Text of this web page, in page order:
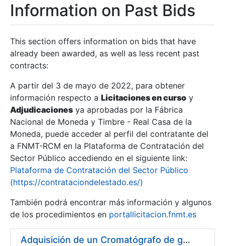
Show/Hide
Show/Hide
Information on Past Bids
This section offers information on bids that have
already been awarded, as well as less recent past
contracts:
A partir del 3 de mayo de 2022, para obtener
información respecto a Licitaciones en curso y
Adjudicaciones ya aprobadas por la Fábrica
Nacional de Moneda y Timbre - Real Casa de la
Moneda, puede acceder al perfil del contratante del
a FNMT-RCM en la Plataforma de Contratación del
Sector Público accediendo en el siguiente link:
Plataforma de Contratación del Sector Público
(https://contrataciondelestado.es/)
También podrá encontrar más información y algunos
de los procedimientos en portallicitacion.fnmt.es
Adquisición de un Cromatógrafo de gases